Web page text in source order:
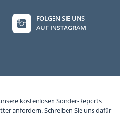
FOLGEN SIE UNS
AUF INSTAGRAM
kostenlosen Sonder-Reports
anfordern. Schreiben Sie uns dafür